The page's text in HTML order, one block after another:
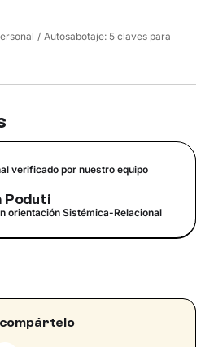
/ Autosabotaje: 5 claves para
verificado por nuestro equipo
Poduti
orientación Sistémica-Relacional